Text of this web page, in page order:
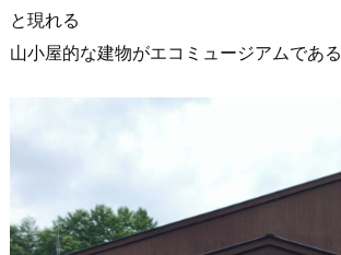
と現れる
山小屋的な建物がエコミュージアムである